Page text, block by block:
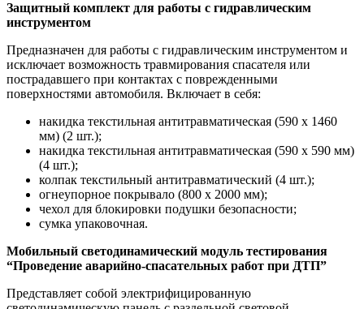
Защитный комплект для работы с гидравлическим
инструментом
Предназначен для работы с гидравлическим инструментом и
исключает возможность травмирования спасателя или
пострадавшего при контактах с поврежденными
поверхностями автомобиля. Включает в себя:
накидка текстильная антитравматическая (590 х 1460
мм) (2 шт.);
накидка текстильная антитравматическая (590 х 590 мм)
(4 шт.);
колпак текстильный антитравматический (4 шт.);
огнеупорное покрывало (800 х 2000 мм);
чехол для блокировки подушки безопасности;
сумка упаковочная.
Мобильный светодинамический модуль тестирования
“Проведение аварийно-спасательных работ при ДТП”
Представляет собой электрифицированную